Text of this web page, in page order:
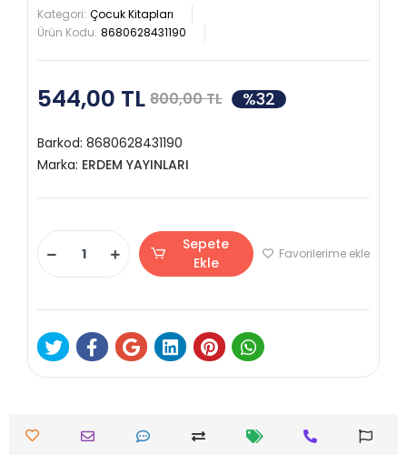
Kategori: Çocuk Kitapları
Ürün Kodu: 8680628431190
544,00 TL 800,00 TL %32
Barkod: 8680628431190
Marka: ERDEM YAYINLARI
Sepete
Ekle
Favorilerime ekle